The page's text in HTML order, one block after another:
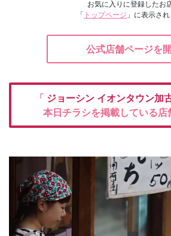
お気に入りに登録したお
「 トップページ 」に表示され
公式店舗ページを
「 ジョーシン イオンタウン加
本日チラシを掲載している店